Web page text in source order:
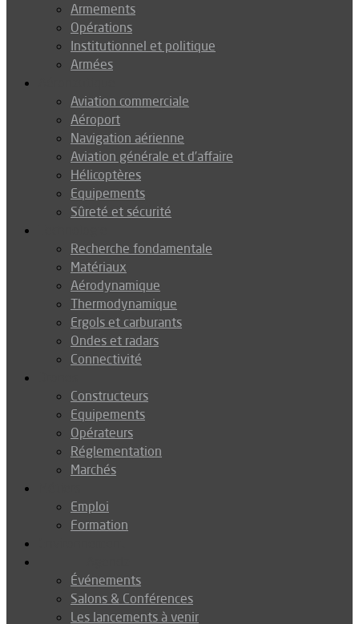
Armements
Opérations
Institutionnel et politique
Armées
Aviation commerciale
Aéroport
Navigation aérienne
Aviation générale et d’affaire
Hélicoptères
Equipements
Sûreté et sécurité
Recherche fondamentale
Matériaux
Aérodynamique
Thermodynamique
Ergols et carburants
Ondes et radars
Connectivité
Constructeurs
Equipements
Opérateurs
Réglementation
Marchés
Emploi
Formation
Événements
Salons & Conférences
Les lancements à venir